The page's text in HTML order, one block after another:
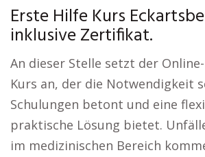
Erste Hilfe Kurs
inklusive Zertifikat.
An dieser Stelle setzt der
Kurs an, der die Notwendigkeit
Schulungen betont und eine
praktische Lösung bietet.
im medizinischen Bereich